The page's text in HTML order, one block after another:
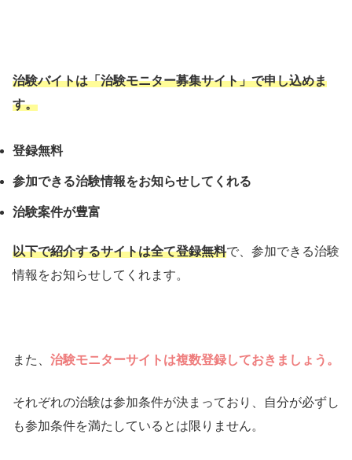
治験バイトは「治験モニター募集サイト」で申し込めま
す。
登録無料
参加できる治験情報をお知らせしてくれる
治験案件が豊富
以下で紹介するサイトは全て登録無料で、参加できる治験
情報をお知らせしてくれます。
また、 治験モニターサイトは複数登録しておきましょう。
それぞれの治験は参加条件が決まっており、自分が必ずし
も参加条件を満たしているとは限りません。